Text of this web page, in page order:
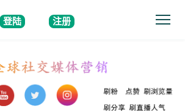
登陆 注册